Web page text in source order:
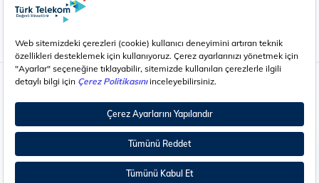
İşaret Dili Çevirisi
Çerez Ayarları